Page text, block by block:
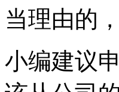
当理由的
小编建议